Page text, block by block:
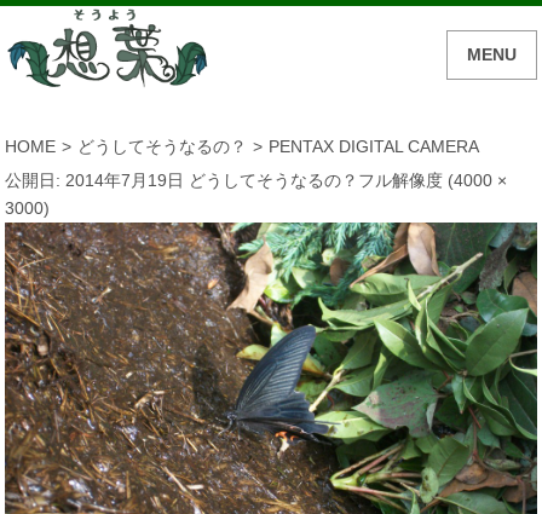
MENU
HOME > どうしてそうなるの？ > PENTAX DIGITAL CAMERA
公開日: 2014年7月19日 どうしてそうなるの？ フル解像度 (4000 ×
3000)